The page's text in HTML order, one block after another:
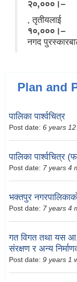
२०,०००।–
, तृतीयलाई
१०,०००।–
नगद
Plan and
पालिका पार्श्वचित्र
Post date: 6 years
पालिका पार्श्वचित्र
Post date: 7 years 4
भक्तपुर
Post date: 7 years 4
गत विगत तथा यस
संरक्षण र अन्य
Post date: 9 years 1